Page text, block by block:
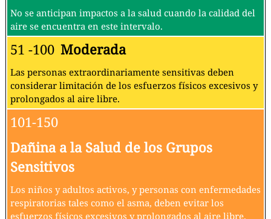
No se anticipan impactos a la salud cuando la calidad del
aire se encuentra en este intervalo.
51 -100 Moderada
Las personas extraordinariamente sensitivas deben
considerar limitación de los esfuerzos físicos excesivos y
prolongados al aire libre.
101-150
Dañina a la Salud de los Grupos
Sensitivos
Los niños y adultos activos, y personas con enfermedades
respiratorias tales como el asma, deben evitar los
esfuerzos físicos excesivos y prolongados al aire libre.